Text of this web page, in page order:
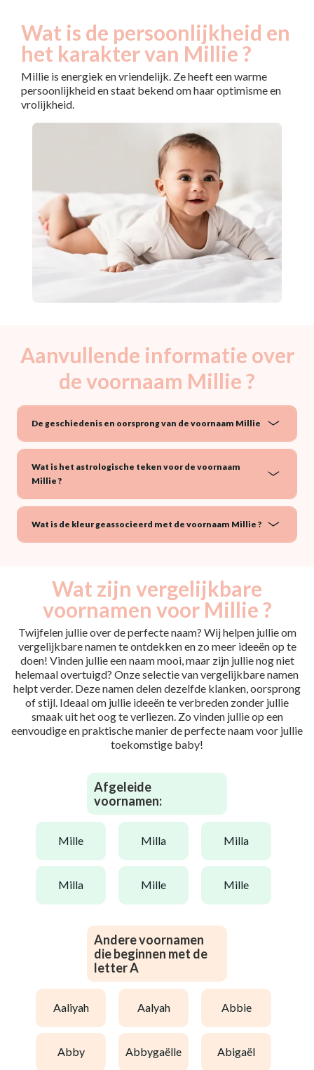
Wat is de persoonlijkheid en
het karakter van Millie ?
Millie is energiek en vriendelijk. Ze heeft een warme
persoonlijkheid en staat bekend om haar optimisme en
vrolijkheid.
Aanvullende informatie over
de voornaam Millie ?
De geschiedenis en oorsprong van de voornaam Millie
Wat is het astrologische teken voor de voornaam
Millie ?
Wat is de kleur geassocieerd met de voornaam Millie ?
Wat zijn vergelijkbare
voornamen voor Millie ?
Twijfelen jullie over de perfecte naam? Wij helpen jullie om
vergelijkbare namen te ontdekken en zo meer ideeën op te
doen! Vinden jullie een naam mooi, maar zijn jullie nog niet
helemaal overtuigd? Onze selectie van vergelijkbare namen
helpt verder. Deze namen delen dezelfde klanken, oorsprong
of stijl. Ideaal om jullie ideeën te verbreden zonder jullie
smaak uit het oog te verliezen. Zo vinden jullie op een
eenvoudige en praktische manier de perfecte naam voor jullie
toekomstige baby!
Afgeleide
voornamen:
mille milla milla
milla mille mille
Andere voornamen
die beginnen met de
letter A
aaliyah aalyah abbie
abby abbygaëlle abigaël